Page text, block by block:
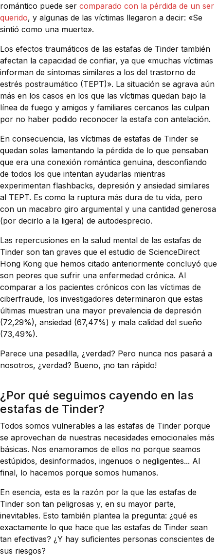
romántico puede ser comparado con la pérdida de un ser
querido, y algunas de las víctimas llegaron a decir: «Se
sintió como una muerte».
Los efectos traumáticos de las estafas de Tinder también
afectan la capacidad de confiar, ya que «muchas víctimas
informan de síntomas similares a los del trastorno de
estrés postraumático (TEPT)». La situación se agrava aún
más en los casos en los que las víctimas quedan bajo la
línea de fuego y amigos y familiares cercanos las culpan
por no haber podido reconocer la estafa con antelación.
En consecuencia, las víctimas de estafas de Tinder se
quedan solas lamentando la pérdida de lo que pensaban
que era una conexión romántica genuina, desconfiando
de todos los que intentan ayudarlas mientras
experimentan flashbacks, depresión y ansiedad similares
al TEPT. Es como la ruptura más dura de tu vida, pero
con un macabro giro argumental y una cantidad generosa
(por decirlo a la ligera) de autodesprecio.
Las repercusiones en la salud mental de las estafas de
Tinder son tan graves que el estudio de ScienceDirect
Hong Kong que hemos citado anteriormente concluyó que
son peores que sufrir una enfermedad crónica. Al
comparar a los pacientes crónicos con las víctimas de
ciberfraude, los investigadores determinaron que estas
últimas muestran una mayor prevalencia de depresión
(72,29%), ansiedad (67,47%) y mala calidad del sueño
(73,49%).
Parece una pesadilla, ¿verdad? Pero nunca nos pasará a
nosotros, ¿verdad? Bueno, ¡no tan rápido!
¿Por qué seguimos cayendo en las
estafas de Tinder?
Todos somos vulnerables a las estafas de Tinder porque
se aprovechan de nuestras necesidades emocionales más
básicas. Nos enamoramos de ellos no porque seamos
estúpidos, desinformados, ingenuos o negligentes... Al
final, lo hacemos porque somos humanos.
En esencia, esta es la razón por la que las estafas de
Tinder son tan peligrosas y, en su mayor parte,
inevitables. Esto también plantea la pregunta: ¿qué es
exactamente lo que hace que las estafas de Tinder sean
tan efectivas? ¿Y hay suficientes personas conscientes de
sus riesgos?